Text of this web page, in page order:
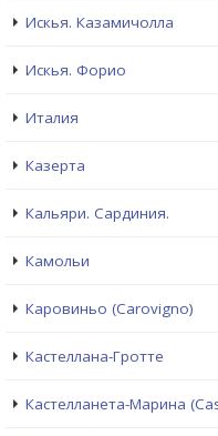
Искья. Казамичолла
Искья. Форио
Италия
Казерта
Кальяри. Сардиния.
Камольи
Каровиньо (Carovigno)
Кастеллана-Гротте
Кастелланета-Марина